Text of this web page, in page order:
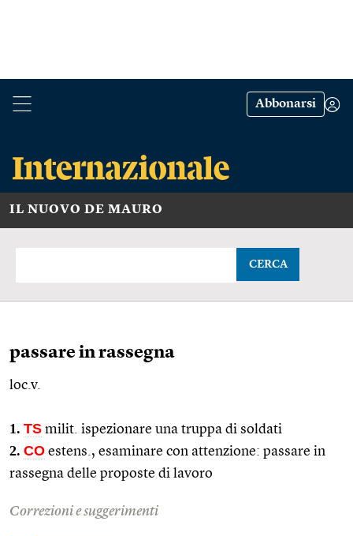
Abbonarsi
IL NUOVO DE MAURO
CERCA
passare in rassegna
loc.v.
1. TS milit. ispezionare una truppa di soldati
2. CO estens. , esaminare con attenzione: passare in
rassegna delle proposte di lavoro
Correzioni e suggerimenti